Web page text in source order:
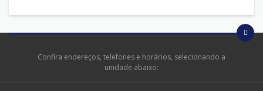
Confira endereços, telefones e horários, selecionando a
unidade abaixo: